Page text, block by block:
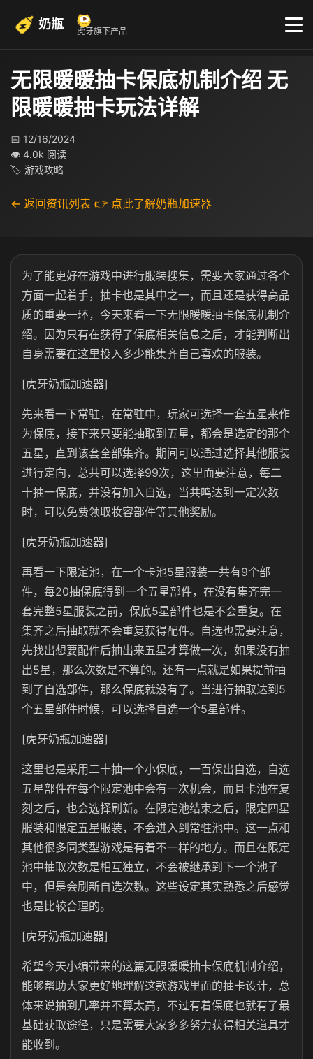
奶瓶 虎牙旗下产品
无限暖暖抽卡保底机制介绍 无
限暖暖抽卡玩法详解
📅 12/16/2024
👁 4.0k 阅读
🏷 游戏攻略
← 返回资讯列表 👉 点此了解奶瓶加速器
为了能更好在游戏中进行服装搜集，需要大家通过各个
方面一起着手，抽卡也是其中之一，而且还是获得高品
质的重要一环，今天来看一下无限暖暖抽卡保底机制介
绍。因为只有在获得了保底相关信息之后，才能判断出
自身需要在这里投入多少能集齐自己喜欢的服装。
[虎牙奶瓶加速器]
先来看一下常驻，在常驻中，玩家可选择一套五星来作
为保底，接下来只要能抽取到五星，都会是选定的那个
五星，直到该套全部集齐。期间可以通过选择其他服装
进行定向，总共可以选择99次，这里面要注意，每二
十抽一保底，并没有加入自选，当共鸣达到一定次数
时，可以免费领取妆容部件等其他奖励。
[虎牙奶瓶加速器]
再看一下限定池，在一个卡池5星服装一共有9个部
件，每20抽保底得到一个五星部件，在没有集齐完一
套完整5星服装之前，保底5星部件也是不会重复。在
集齐之后抽取就不会重复获得配件。自选也需要注意，
先找出想要配件后抽出来五星才算做一次，如果没有抽
出5星，那么次数是不算的。还有一点就是如果提前抽
到了自选部件，那么保底就没有了。当进行抽取达到5
个五星部件时候，可以选择自选一个5星部件。
[虎牙奶瓶加速器]
这里也是采用二十抽一个小保底，一百保出自选，自选
五星部件在每个限定池中会有一次机会，而且卡池在复
刻之后，也会选择刷新。在限定池结束之后，限定四星
服装和限定五星服装，不会进入到常驻池中。这一点和
其他很多同类型游戏是有着不一样的地方。而且在限定
池中抽取次数是相互独立，不会被继承到下一个池子
中，但是会刷新自选次数。这些设定其实熟悉之后感觉
也是比较合理的。
[虎牙奶瓶加速器]
希望今天小编带来的这篇无限暖暖抽卡保底机制介绍，
能够帮助大家更好地理解这款游戏里面的抽卡设计，总
体来说抽到几率并不算太高，不过有着保底也就有了最
基础获取途径，只是需要大家多多努力获得相关道具才
能收到。